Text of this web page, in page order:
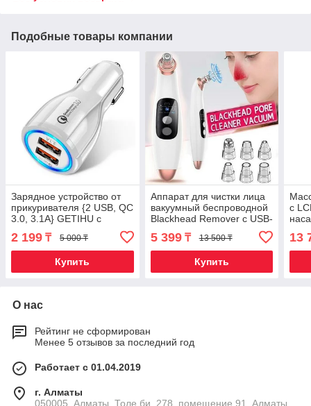
Подобные товары компании
Зарядное устройство от
прикуривателя {2 USB, QC
3.0, 3.1A} GETIHU с
подсветкой и быстрой
зарядкой (Белый)
2 199 ₸ 5 000 ₸
Купить
Аппарат для чистки лица
вакуумный беспроводной
Blackhead Remover с USB-
зарядкой + 6 насадок
5 399₸ 13 500 ₸
Купить
с
13
О нас
Рейтинг не сформирован
Менее 5 отзывов за последний год
Работает с 01.04.2019
г. Алматы
050005, Алматы, Толе би, 278, помещение 91, Алматы,